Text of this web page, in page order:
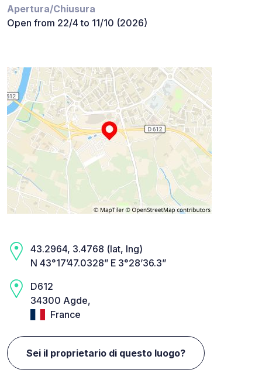
Apertura/Chiusura
Open from 22/4 to 11/10 (2026)
43.2964, 3.4768 (lat, lng)
N 43°17’47.0328” E 3°28’36.3”
D612
34300 Agde,
France
Sei il proprietario di questo luogo?